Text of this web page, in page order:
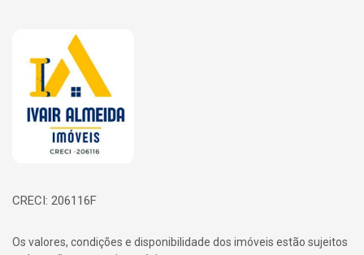
Página inicial
CRECI: 206116F
Os valores, condições e disponibilidade dos imóveis estão sujeitos